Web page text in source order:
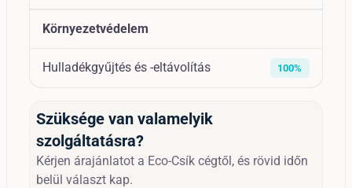
Környezetvédelem
Hulladékgyűjtés és -eltávolítás 100%
Szüksége van valamelyik
szolgáltatásra?
Kérjen árajánlatot a Eco-Csík cégtől, és rövid időn
belül választ kap.